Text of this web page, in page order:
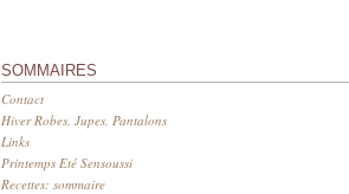
SOMMAIRES
Contact
Hiver Robes, Jupes, Pantalons
Links
Printemps Eté Sensoussi
Recettes: sommaire